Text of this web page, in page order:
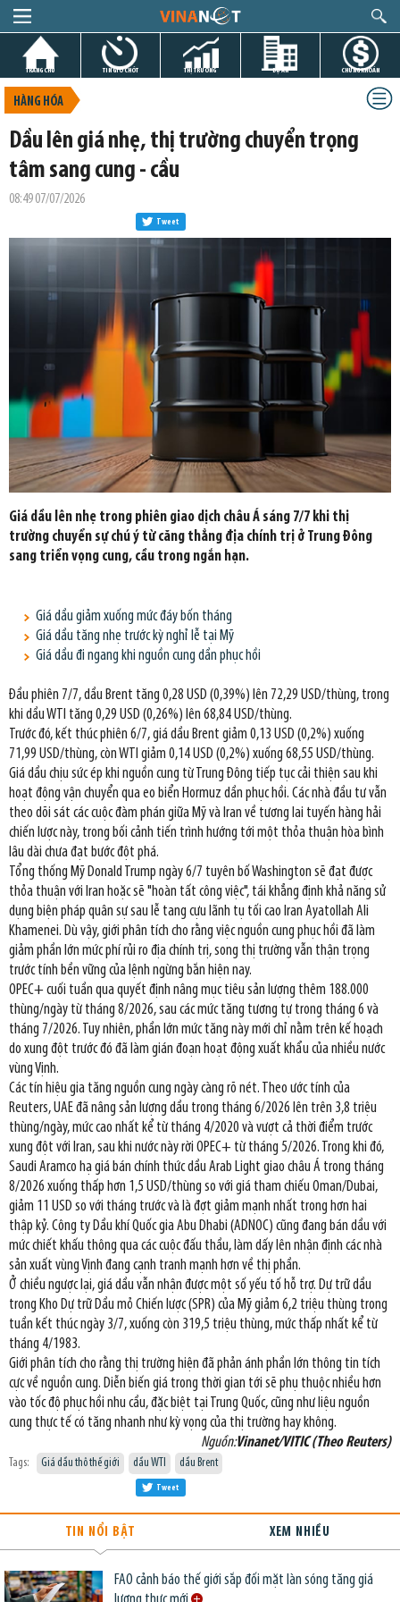
TRANG CHỦ TIN GIỜ CHÓT THỊ TRƯỜNG DỰ ÁN CHỨNG KHOÁN
HÀNG HÓA
Dầu lên giá nhẹ, thị trường chuyển trọng
tâm sang cung - cầu
08:49 07/07/2026
Tweet
Giá dầu lên nhẹ trong phiên giao dịch châu Á sáng 7/7 khi thị
trường chuyển sự chú ý từ căng thẳng địa chính trị ở Trung Đông
sang triển vọng cung, cầu trong ngắn hạn.
Giá dầu giảm xuống mức đáy bốn tháng
Giá dầu tăng nhẹ trước kỳ nghỉ lễ tại Mỹ
Giá dầu đi ngang khi nguồn cung dần phục hồi
Đầu phiên 7/7, dầu Brent tăng 0,28 USD (0,39%) lên 72,29 USD/thùng, trong
khi dầu WTI tăng 0,29 USD (0,26%) lên 68,84 USD/thùng.
Trước đó, kết thúc phiên 6/7, giá dầu Brent giảm 0,13 USD (0,2%) xuống
71,99 USD/thùng, còn WTI giảm 0,14 USD (0,2%) xuống 68,55 USD/thùng.
Giá dầu chịu sức ép khi nguồn cung từ Trung Đông tiếp tục cải thiện sau khi
hoạt động vận chuyển qua eo biển Hormuz dần phục hồi. Các nhà đầu tư vẫn
theo dõi sát các cuộc đàm phán giữa Mỹ và Iran về tương lai tuyến hàng hải
chiến lược này, trong bối cảnh tiến trình hướng tới một thỏa thuận hòa bình
lâu dài chưa đạt bước đột phá.
Tổng thống Mỹ Donald Trump ngày 6/7 tuyên bố Washington sẽ đạt được
thỏa thuận với Iran hoặc sẽ "hoàn tất công việc", tái khẳng định khả năng sử
dụng biện pháp quân sự sau lễ tang cựu lãnh tụ tối cao Iran Ayatollah Ali
Khamenei. Dù vậy, giới phân tích cho rằng việc nguồn cung phục hồi đã làm
giảm phần lớn mức phí rủi ro địa chính trị, song thị trường vẫn thận trọng
trước tính bền vững của lệnh ngừng bắn hiện nay.
OPEC+ cuối tuần qua quyết định nâng mục tiêu sản lượng thêm 188.000
thùng/ngày từ tháng 8/2026, sau các mức tăng tương tự trong tháng 6 và
tháng 7/2026. Tuy nhiên, phần lớn mức tăng này mới chỉ nằm trên kế hoạch
do xung đột trước đó đã làm gián đoạn hoạt động xuất khẩu của nhiều nước
vùng Vịnh.
Các tín hiệu gia tăng nguồn cung ngày càng rõ nét. Theo ước tính của
Reuters, UAE đã nâng sản lượng dầu trong tháng 6/2026 lên trên 3,8 triệu
thùng/ngày, mức cao nhất kể từ tháng 4/2020 và vượt cả thời điểm trước
xung đột với Iran, sau khi nước này rời OPEC+ từ tháng 5/2026. Trong khi đó,
Saudi Aramco hạ giá bán chính thức dầu Arab Light giao châu Á trong tháng
8/2026 xuống thấp hơn 1,5 USD/thùng so với giá tham chiếu Oman/Dubai,
giảm 11 USD so với tháng trước và là đợt giảm mạnh nhất trong hơn hai
thập kỷ. Công ty Dầu khí Quốc gia Abu Dhabi (ADNOC) cũng đang bán dầu với
mức chiết khấu thông qua các cuộc đấu thầu, làm dấy lên nhận định các nhà
sản xuất vùng Vịnh đang cạnh tranh mạnh hơn về thị phần.
Ở chiều ngược lại, giá dầu vẫn nhận được một số yếu tố hỗ trợ. Dự trữ dầu
trong Kho Dự trữ Dầu mỏ Chiến lược (SPR) của Mỹ giảm 6,2 triệu thùng trong
tuần kết thúc ngày 3/7, xuống còn 319,5 triệu thùng, mức thấp nhất kể từ
tháng 4/1983.
Giới phân tích cho rằng thị trường hiện đã phản ánh phần lớn thông tin tích
cực về nguồn cung. Diễn biến giá trong thời gian tới sẽ phụ thuộc nhiều hơn
vào tốc độ phục hồi nhu cầu, đặc biệt tại Trung Quốc, cũng như liệu nguồn
cung thực tế có tăng nhanh như kỳ vọng của thị trường hay không.
Nguồn:Vinanet/VITIC (Theo Reuters)
Tags: Giá dầu thô thế giới dầu WTI dầu Brent
Tweet
TIN NỔI BẬT XEM NHIỀU
FAO cảnh báo thế giới sắp đối mặt làn sóng tăng giá